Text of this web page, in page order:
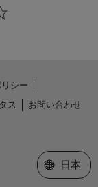
シー
ス
お問い合わせ
Web サイ
日本